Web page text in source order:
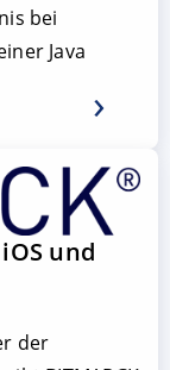
bei
Java
und
der